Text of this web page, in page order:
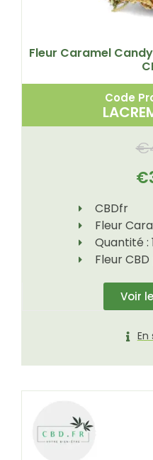
Fleur Caramel
Code
€
€
CBDfr
Fleur
Quantité :
Fleur
Voir
En